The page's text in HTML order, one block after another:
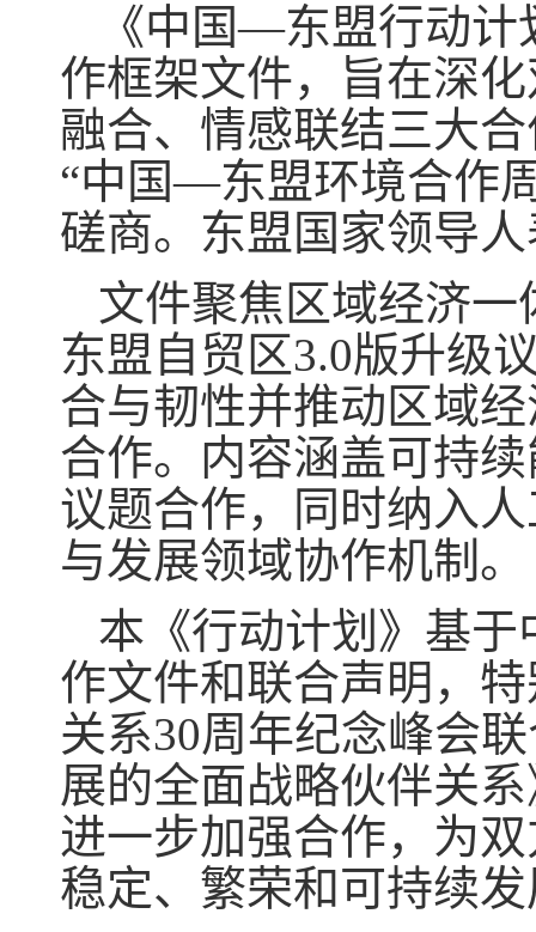
《中国—东盟行动计
作框架文件，旨在深
融合、情感联结三大
“中国—东盟环境合作
磋商。东盟国家领导
文件聚焦区域经济
东盟自贸区3.0版升级
合与韧性并推动区域
合作。内容涵盖可持
议题合作，同时纳入
与发展领域协作机制
本《行动计划》基
作文件和联合声明，
关系30周年纪念峰会
展的全面战略伙伴关
进一步加强合作，为
稳定、繁荣和可持续